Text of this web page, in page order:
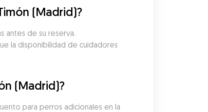
(Madrid)?
antes de su reserva.
la disponibilidad de cuidadores
(Madrid)?
para perros adicionales en la